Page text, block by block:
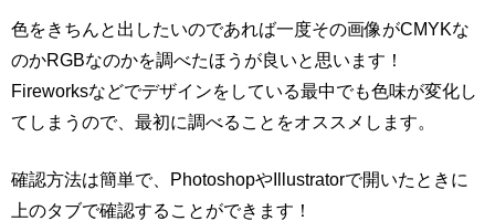
色をきちんと出したいのであれば一度その画像がCMYKな
のかRGBなのかを調べたほうが良いと思います！
Fireworksなどでデザインをしている最中でも色味が変化し
てしまうので、最初に調べることをオススメします。
確認方法は簡単で、PhotoshopやIllustratorで開いたときに
上のタブで確認することができます！